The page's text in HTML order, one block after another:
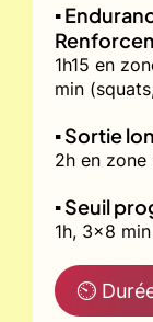
▪️
1h15 en
min
▪️ Sortie
2h en zone
▪️ Seuil
1h, 3x8
⏲